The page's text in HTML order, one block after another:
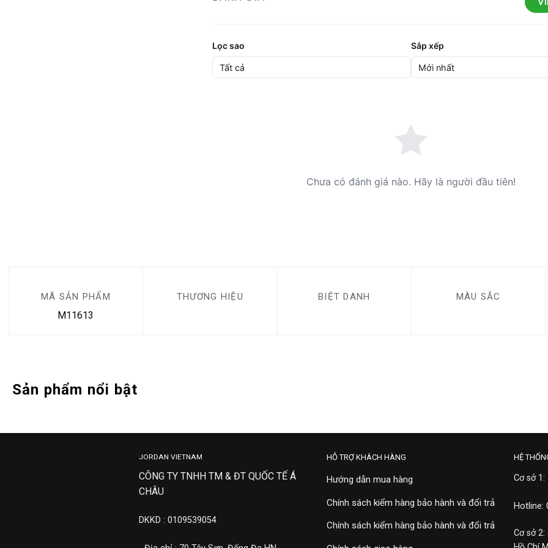
Lọc sao Sắp xếp
Chưa có đánh giá nào. Hãy là người đầu tiên!
MÃ SẢN PHẨM
M11613
THƯƠNG HIỆU BIỆT DANH MÀU SẮC
Sản phẩm nổi bật
JORDAN VIETNAM
CÔNG TY TNHH TM & ĐT QUỐC TẾ Á
CHÂU
DKKD : 0109539054
HỖ TRỢ KHÁCH HÀNG
Hướng dẫn mua hàng
Chính sách kiểm hàng bảo hành và đổi trả
Chính sách kiểm hàng bảo hành và đổi trả
HỆ
Cơ sở
Hotline:
Cơ sở